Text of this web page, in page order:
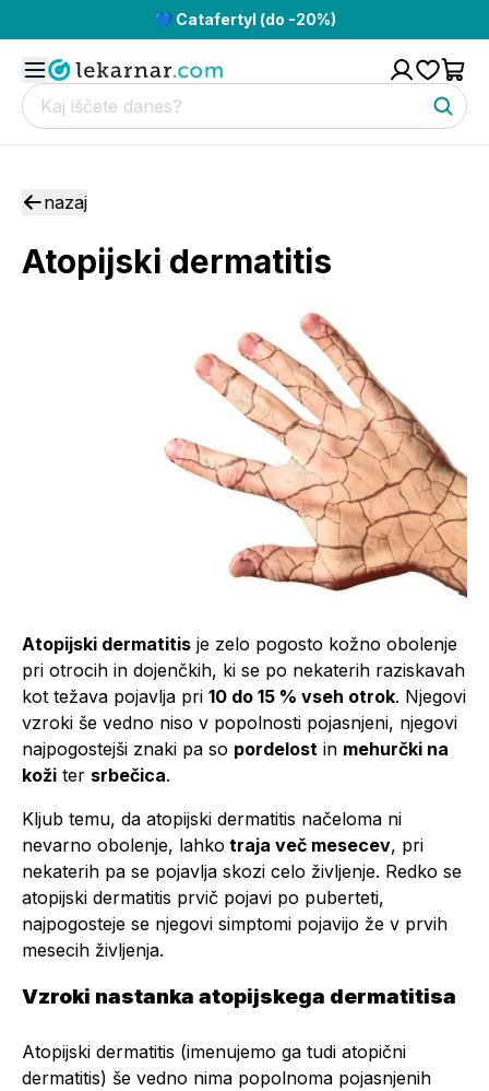
💙 Catafertyl (do -20%)
nazaj
Atopijski dermatitis
Atopijski dermatitis je zelo pogosto kožno obolenje
pri otrocih in dojenčkih, ki se po nekaterih raziskavah
kot težava pojavlja pri 10 do 15 % vseh otrok. Njegovi
vzroki še vedno niso v popolnosti pojasnjeni, njegovi
najpogostejši znaki pa so pordelost in mehurčki na
koži ter srbečica.
Kljub temu, da atopijski dermatitis načeloma ni
nevarno obolenje, lahko traja več mesecev, pri
nekaterih pa se pojavlja skozi celo življenje. Redko se
atopijski dermatitis prvič pojavi po puberteti,
najpogosteje se njegovi simptomi pojavijo že v prvih
mesecih življenja.
Vzroki nastanka atopijskega dermatitisa
Atopijski dermatitis (imenujemo ga tudi atopični
dermatitis) še vedno nima popolnoma pojasnjenih